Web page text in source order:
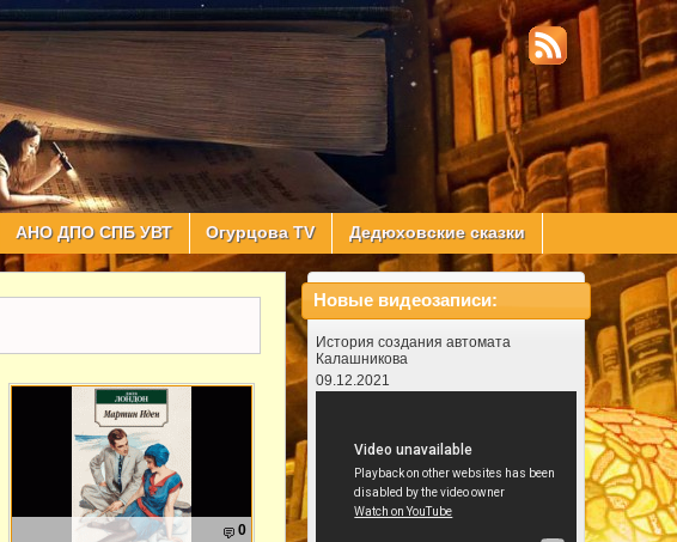
АНО ДПО СПБ УВТ Огурцова TV Дедюховские сказки
0
Новые видеозаписи:
История создания автомата
Калашникова
09.12.2021